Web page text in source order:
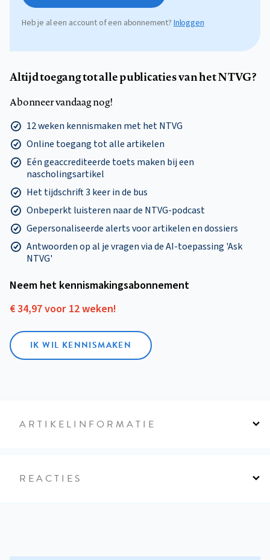
Heb je al een account of een abonnement? Inloggen
Altijd toegang tot alle publicaties van het NTVG?
Abonneer vandaag nog!
12 weken kennismaken met het NTVG
Online toegang tot alle artikelen
Eén geaccrediteerde toets maken bij een
nascholingsartikel
Het tijdschrift 3 keer in de bus
Onbeperkt luisteren naar de NTVG-podcast
Gepersonaliseerde alerts voor artikelen en dossiers
Antwoorden op al je vragen via de AI-toepassing 'Ask
NTVG'
Neem het kennismakings­abonnement
€ 34,97 voor 12 weken!
IK WIL KENNISMAKEN
ARTIKELINFORMATIE
REACTIES